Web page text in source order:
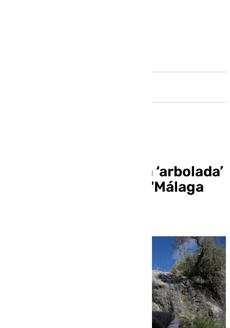
Cartajima acogió una ‘arbolada’
dentro del programa ‘Málaga